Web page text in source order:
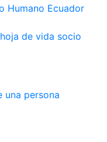
Humano Ecuador
de vida socio
una persona